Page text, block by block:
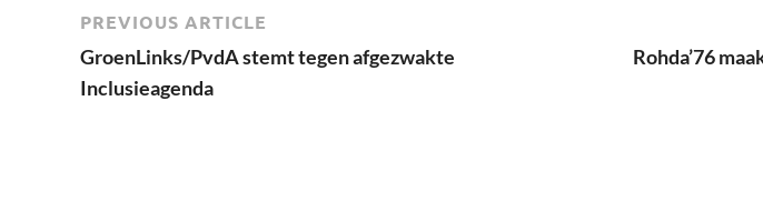
PREVIOUS ARTICLE
GroenLinks/PvdA stemt tegen afgezwakte
Inclusieagenda
Rohda’76